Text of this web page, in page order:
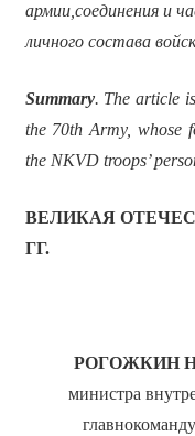
армии, соединения и
личного состава
Summary. The article
the 70th Army, whose
the NKVD troops’
ВЕЛИКАЯ
ГГ.
РОГОЖКИН
министра